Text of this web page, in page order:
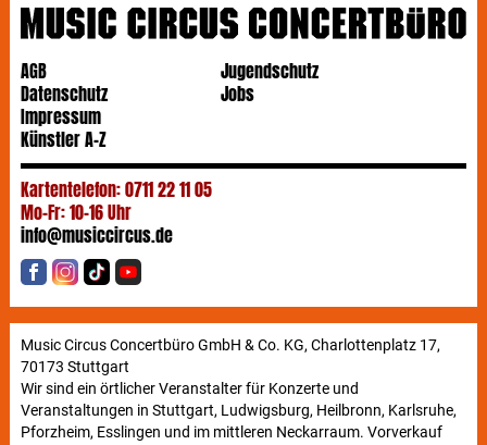
AGB
Datenschutz
Impressum
Jugendschutz
Jobs
Künstler A-Z
Kartentelefon: 0711 22 11 05
Mo-Fr: 10-16 Uhr
info@musiccircus.de
Music Circus Concertbüro GmbH & Co. KG, Charlottenplatz 17,
70173 Stuttgart
Wir sind ein örtlicher Veranstalter für Konzerte und
Veranstaltungen in Stuttgart, Ludwigsburg, Heilbronn, Karlsruhe,
Pforzheim, Esslingen und im mittleren Neckarraum. Vorverkauf